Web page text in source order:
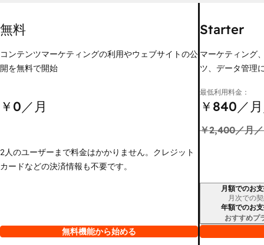
無料
コンテンツマーケティングの利用やウェブサイトの公
開を無料で開始
￥0／月
2人のユーザーまで料金はかかりません。クレジット
カードなどの決済情報も不要です。
無料機能から始める
Starter
マーケティング
ツ、データ管理
最低利用料金：
￥840／
￥2,400／月
請求期間月額でのお
月次での
年額でのお
おすすめプ